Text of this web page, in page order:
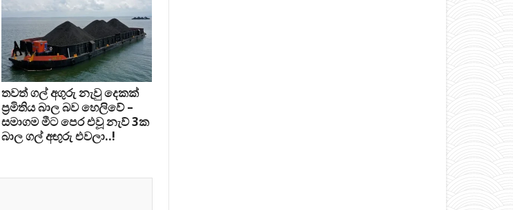
තවත් ගල් අගුරු නැවු දෙකක්
ප‍්‍රමිතිය බාල බව හෙලිවේ –
සමාගම මීට පෙර එවූ නැව් 3ක
බාල ගල් අඟුරු එවලා..!